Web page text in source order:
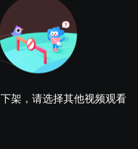
架，请选择其他视频观看